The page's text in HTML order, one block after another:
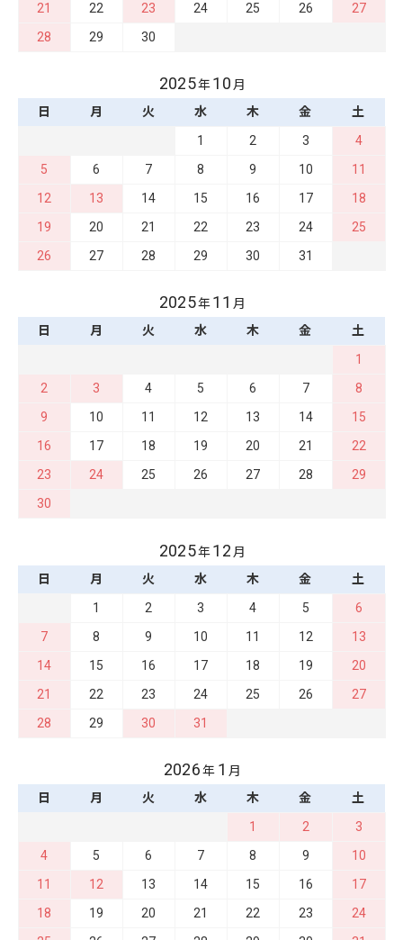
21
22 23 24 25 26
27
28
29 30
2025年10 月
日
月 火 水 木 金
土
1
2 3
4
5
6 7 8 9 10
11
12
13 14 15 16 17
18
19
20 21 22 23 24
25
26
27 28 29 30 31
2025年11 月
日
月 火 水 木 金
土
1
2
3 4 5 6 7
8
9
10 11 12 13 14
15
16
17 18 19 20 21
22
23
24 25 26 27 28
29
30
2025年12 月
日
月 火 水 木 金
土
1
2 3 4 5
6
7
8 9 10 11 12
13
14
15 16 17 18 19
20
21
22 23 24 25 26
27
28
29 30 31
2026年 1 月
日
月 火 水 木 金
土
1
2
3
4
5 6 7 8 9
10
11
12 13 14 15 16
17
18
19 20 21 22 23
24